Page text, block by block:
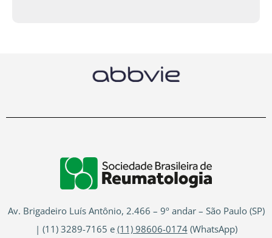
Av. Brigadeiro Luís Antônio, 2.466 – 9º andar – São Paulo (SP)
| (11) 3289-7165 e (11) 98606-0174(WhatsApp)